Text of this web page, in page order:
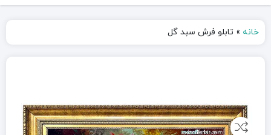
خانه » تابلو فرش سبد گل